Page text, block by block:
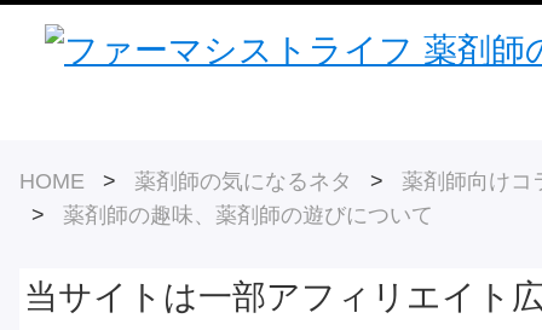
HOME > 薬剤師の気になるネタ > 薬剤師向けコ
> 薬剤師の趣味、薬剤師の遊びについて
当サイトは一部アフィリエイト